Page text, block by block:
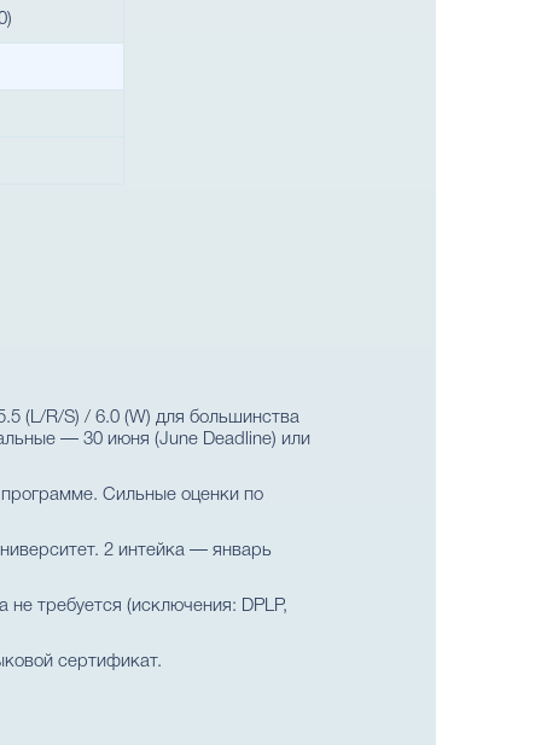
(L/R/S) / 6.0 (W) для большинства
— 30 июня (June Deadline) или
Сильные оценки по
2 интейка — январь
требуется (исключения: DPLP,
сертификат.